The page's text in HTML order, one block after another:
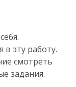
в эту работу.
смотреть
задания.